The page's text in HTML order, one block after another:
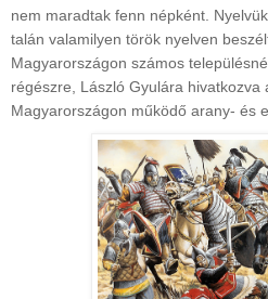
nem maradtak fenn népként.
talán valamilyen török nyelven
Magyarországon számos
régészre, László Gyulára
Magyarországon működő arany- és